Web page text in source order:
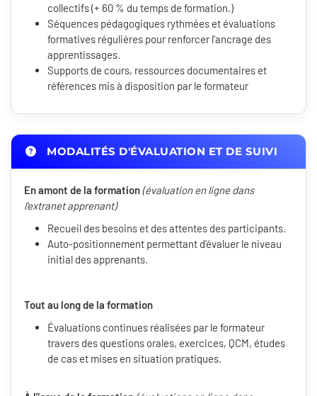
collectifs (+ 60 % du temps de formation.)
Séquences pédagogiques rythmées et évaluations
formatives régulières pour renforcer l'ancrage des
apprentissages.
Supports de cours, ressources documentaires et
références mis à disposition par le formateur
MODALITÉS D'ÉVALUATION ET DE SUIVI
En amont de la formation(évaluation en ligne dans
l'extranet apprenant)
Recueil des besoins et des attentes des participants.
Auto-positionnement permettant d'évaluer le niveau
initial des apprenants.
Tout au long de la formation
Évaluations continues réalisées par le formateur
travers des questions orales, exercices, QCM, études
de cas et mises en situation pratiques.